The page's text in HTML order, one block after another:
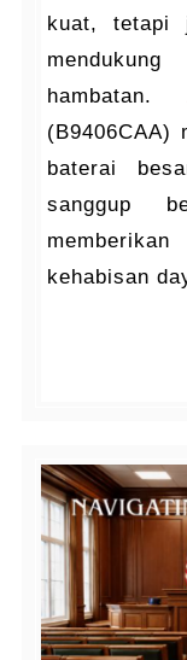
kuat, tetapi
hambatan.
(B9406CAA)
baterai
sanggup
kehabisan